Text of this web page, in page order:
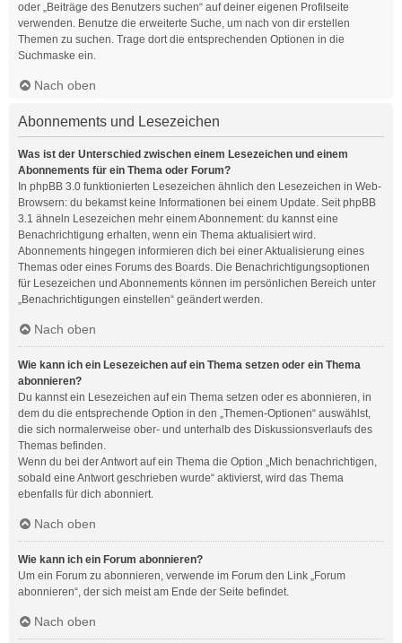
oder „Beiträge des Benutzers suchen“ auf deiner eigenen Profilseite
verwenden. Benutze die erweiterte Suche, um nach von dir erstellen
Themen zu suchen. Trage dort die entsprechenden Optionen in die
Suchmaske ein.
Nach oben
Abonnements und Lesezeichen
Was ist der Unterschied zwischen einem Lesezeichen und einem
Abonnements für ein Thema oder Forum?
In phpBB 3.0 funktionierten Lesezeichen ähnlich den Lesezeichen in Web-
Browsern: du bekamst keine Informationen bei einem Update. Seit phpBB
3.1 ähneln Lesezeichen mehr einem Abonnement: du kannst eine
Benachrichtigung erhalten, wenn ein Thema aktualisiert wird.
Abonnements hingegen informieren dich bei einer Aktualisierung eines
Themas oder eines Forums des Boards. Die Benachrichtigungsoptionen
für Lesezeichen und Abonnements können im persönlichen Bereich unter
„Benachrichtigungen einstellen“ geändert werden.
Nach oben
Wie kann ich ein Lesezeichen auf ein Thema setzen oder ein Thema
abonnieren?
Du kannst ein Lesezeichen auf ein Thema setzen oder es abonnieren, in
dem du die entsprechende Option in den „Themen-Optionen“ auswählst,
die sich normalerweise ober- und unterhalb des Diskussionsverlaufs des
Themas befinden.
Wenn du bei der Antwort auf ein Thema die Option „Mich benachrichtigen,
sobald eine Antwort geschrieben wurde“ aktivierst, wird das Thema
ebenfalls für dich abonniert.
Nach oben
Wie kann ich ein Forum abonnieren?
Um ein Forum zu abonnieren, verwende im Forum den Link „Forum
abonnieren“, der sich meist am Ende der Seite befindet.
Nach oben